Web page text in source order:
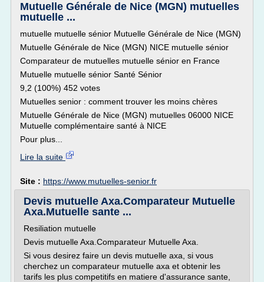
Mutuelle Générale de Nice (MGN) mutuelles
mutuelle ...
mutuelle mutuelle sénior Mutuelle Générale de Nice (MGN)
Mutuelle Générale de Nice (MGN) NICE mutuelle sénior
Comparateur de mutuelles mutuelle sénior en France
Mutuelle mutuelle sénior Santé Sénior
9,2 (100%) 452 votes
Mutuelles senior : comment trouver les moins chères
Mutuelle Générale de Nice (MGN) mutuelles 06000 NICE
Mutuelle complémentaire santé à NICE
Pour plus...
Lire la suite
Site : https://www.mutuelles-senior.fr
Devis mutuelle Axa.Comparateur Mutuelle
Axa.Mutuelle sante ...
Resiliation mutuelle
Devis mutuelle Axa.Comparateur Mutuelle Axa.
Si vous desirez faire un devis mutuelle axa, si vous
cherchez un comparateur mutuelle axa et obtenir les
tarifs les plus competitifs en matiere d'assurance sante,